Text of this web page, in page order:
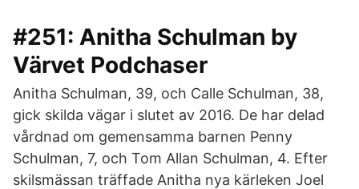
#251: Anitha Schulman by
Värvet Podchaser
Anitha Schulman, 39, och Calle Schulman, 38,
gick skilda vägar i slutet av 2016. De har delad
vårdnad om gemensamma barnen Penny
Schulman, 7, och Tom Allan Schulman, 4. Efter
skilsmässan träffade Anitha nya kärleken Joel